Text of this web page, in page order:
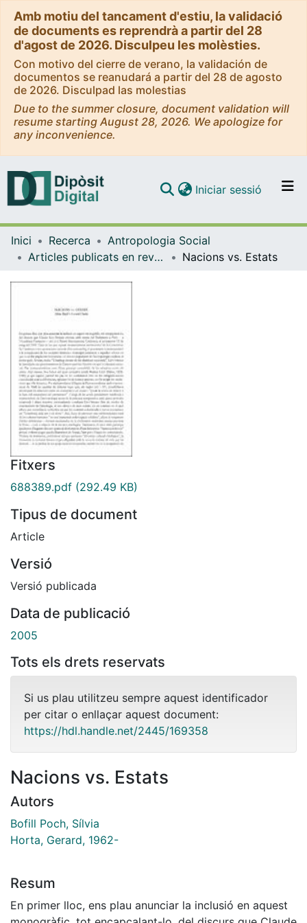
Amb motiu del tancament d'estiu, la validació
de documents es reprendrà a partir del 28
d'agost de 2026. Disculpeu les molèsties.
Con motivo del cierre de verano, la validación de
documentos se reanudará a partir del 28 de agosto
de 2026. Disculpad las molestias
Due to the summer closure, document validation will
resume starting August 28, 2026. We apologize for
any inconvenience.
Navega per tot el DD
Iniciar sessió (current)
Inici Recerca
Antropologia Social
Articles publicats en revistes (Antropologia Social)
Nacions vs. Estats
Fitxers
688389.pdf (292.49 KB)
Tipus de document
Article
Versió
Versió publicada
Data de publicació
2005
Tots els drets reservats
Si us plau utilitzeu sempre aquest identificador
per citar o enllaçar aquest document:
https://hdl.handle.net/2445/169358
Nacions vs. Estats
Autors
Bofill Poch, Sílvia
Horta, Gerard, 1962-
Resum
En primer lloc, ens plau anunciar la inclusió en aquest